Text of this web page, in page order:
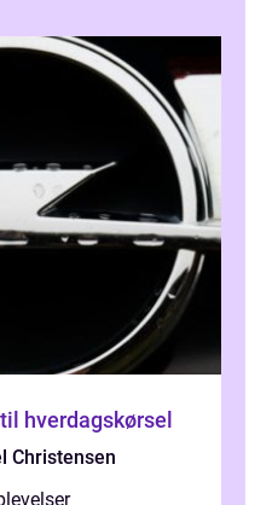
hverdagskørsel
Christensen